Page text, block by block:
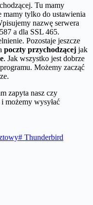
Tu mamy
mamy tylko do ustawienia
nazwę serwera
a dla SSL 465.
Pozostaje jeszcze
poczty przychodzącej jak
. Jak wszystko jest dobrze
Możemy zacząć
zapyta nasz czy
możemy wysyłać
# Thunderbird